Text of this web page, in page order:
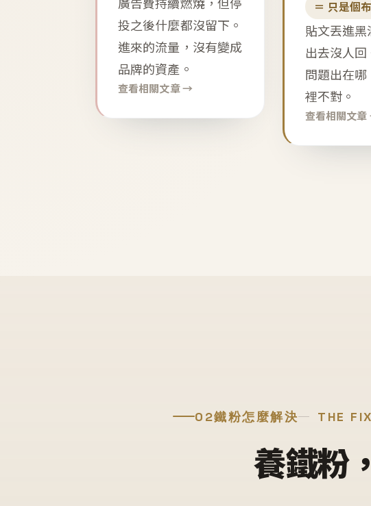
投之後什麼都沒留下。
進來的流量，沒有變成
品牌的資產。
查看相關文章 →
＝ 只是個
貼文丟進
出去沒人
問題出在
裡不對。
查看相關文
02鐵粉怎麼解決 THE FIX
養鐵粉，